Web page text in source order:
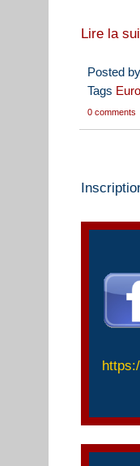
Lire la
Posted by
Tags
0 comments